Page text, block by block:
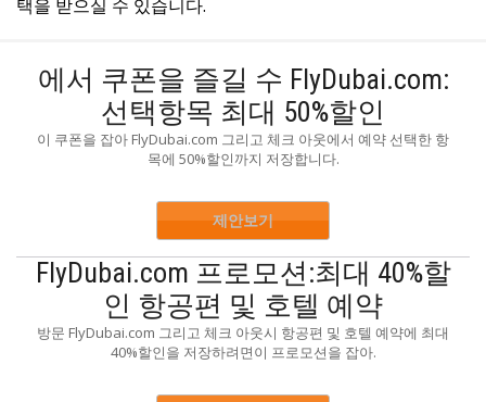
택을 받으실 수 있습니다.
에서 쿠폰을 즐길 수 FlyDubai.com:
선택항목 최대 50%할인
이 쿠폰을 잡아 FlyDubai.com 그리고 체크 아웃에서 예약 선택한 항
목에 50%할인까지 저장합니다.
제안보기
FlyDubai.com 프로모션:최대 40%할
인 항공편 및 호텔 예약
방문 FlyDubai.com 그리고 체크 아웃시 항공편 및 호텔 예약에 최대
40%할인을 저장하려면이 프로모션을 잡아.